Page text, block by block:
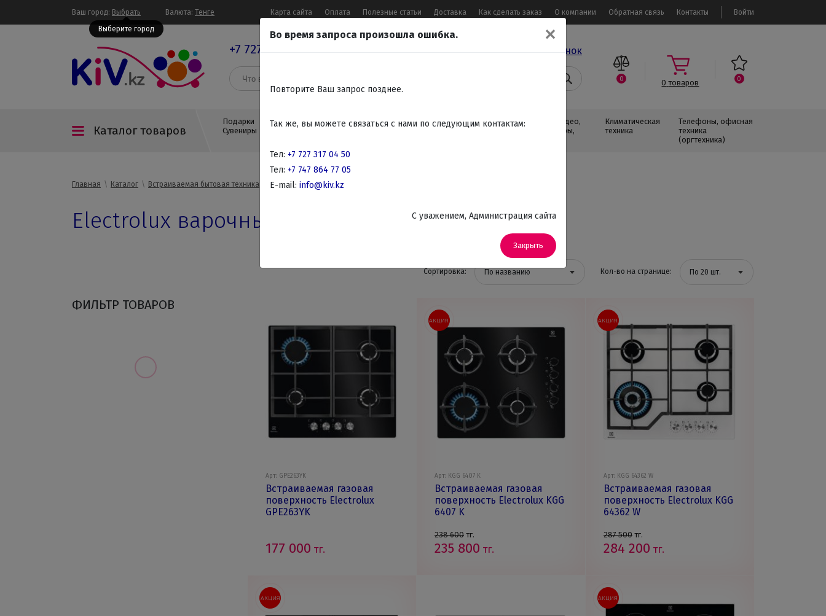
Ваш город: Выбрать Валюта: Тенге Войти
Карта сайта Оплата Полезные статьи Доставка Как сделать заказ О компании Обратная связь Контакты
+7 727 317 04 50 Заказать звонок
0 0 товаров 0
Каталог товаров
Подарки
Сувениры
Встраиваемая
бытовая
Крупно
Мелко
Красота,
Аудио, Видео,
Телевизоры,
Климатическая
техника
Телефоны, офисная
техника
(оргтехника)
Главная Каталог Встраиваемая бытовая техника Встраиваемые поверхности
Electrolux варочные поверхности
Сортировка: По названию Кол-во на странице: По 20 шт.
ФИЛЬТР ТОВАРОВ
Арт: GPE263YK
Встраиваемая газовая
поверхность Electrolux
GPE263YK
177 000 тг.
Арт: KGG 6407 K
Встраиваемая газовая
поверхность Electrolux KGG
6407 K
238 600тг.
235 800 тг.
АКЦИЯ
Арт: KGG 64362 W
Встраиваемая газовая
поверхность Electrolux KGG
64362 W
287 500тг.
284 200 тг.
АКЦИЯ
АКЦИЯ АКЦИЯ
✕
Во время запроса произошла ошибка.
Повторите Ваш запрос позднее.
Так же, вы можете связаться с нами по следующим контактам:
Тел: +7 727 317 04 50
Тел: +7 747 864 77 05
E-mail: info@kiv.kz
C уважением, Администрация сайта
Закрыть
Выберите город